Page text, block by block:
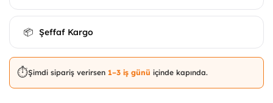
📦 Şeffaf Kargo
⏱️Şimdi sipariş verirsen 1–3 iş günü içinde kapında.